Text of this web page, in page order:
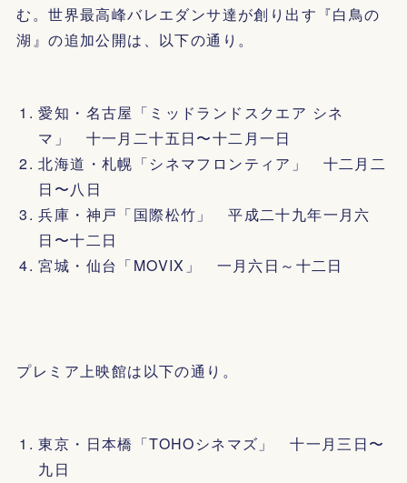
む。世界最高峰バレエダンサ達が創り出す『白鳥の
湖』の追加公開は、以下の通り。
愛知・名古屋「ミッドランドスクエア シネ
マ」 十一月二十五日〜十二月一日
北海道・札幌「シネマフロンティア」 十二月二
日〜八日
兵庫・神戸「国際松竹」 平成二十九年一月六
日〜十二日
宮城・仙台「MOVIX」 一月六日～十二日
プレミア上映館は以下の通り。
東京・日本橋「TOHOシネマズ」 十一月三日〜
九日